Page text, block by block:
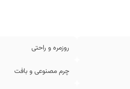
روزمره و راحتی
چرم مصنوعی و بافت